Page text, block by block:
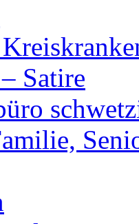
Satire